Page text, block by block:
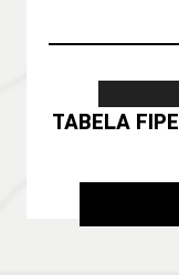
TABELA FIPE NO SEU SEMINOVO + TAXA